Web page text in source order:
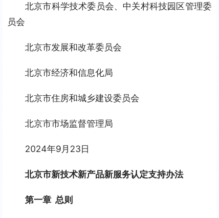
北京市科学技术委员会、中关村科技园区管理委
员会
北京市发展和改革委员会
北京市经济和信息化局
北京市住房和城乡建设委员会
北京市市场监督管理局
2024年9月23日
北京市新技术新产品新服务认定支持办法
第一章  总则